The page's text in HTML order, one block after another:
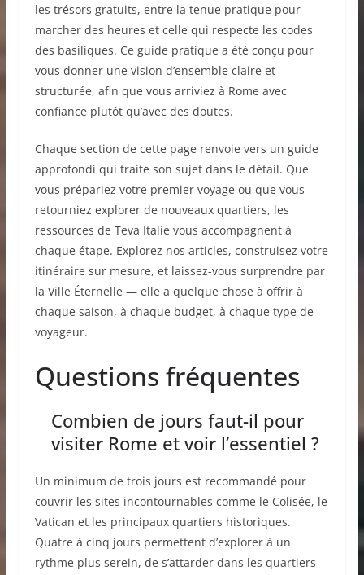
les trésors gratuits, entre la tenue pratique pour
marcher des heures et celle qui respecte les codes
des basiliques. Ce guide pratique a été conçu pour
vous donner une vision d’ensemble claire et
structurée, afin que vous arriviez à Rome avec
confiance plutôt qu’avec des doutes.
Chaque section de cette page renvoie vers un guide
approfondi qui traite son sujet dans le détail. Que
vous prépariez votre premier voyage ou que vous
retourniez explorer de nouveaux quartiers, les
ressources de Teva Italie vous accompagnent à
chaque étape. Explorez nos articles, construisez votre
itinéraire sur mesure, et laissez-vous surprendre par
la Ville Éternelle — elle a quelque chose à offrir à
chaque saison, à chaque budget, à chaque type de
voyageur.
Questions fréquentes
Combien de jours faut-il pour
visiter Rome et voir l’essentiel ?
Un minimum de trois jours est recommandé pour
couvrir les sites incontournables comme le Colisée, le
Vatican et les principaux quartiers historiques.
Quatre à cinq jours permettent d’explorer à un
rythme plus serein, de s’attarder dans les quartiers